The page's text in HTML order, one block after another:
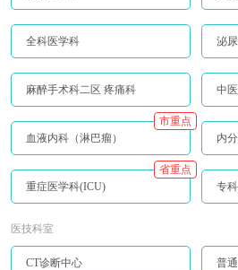
全科医学科 泌
麻醉手术科二区 疼痛科 中
血液内科（淋巴瘤）
市重点
内
重症医学科(ICU)
省重点
专
医技科室
CT诊断中心 普